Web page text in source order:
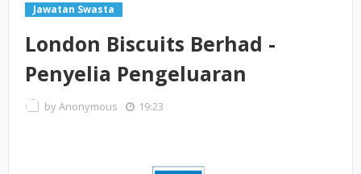
Jawatan Swasta
London Biscuits Berhad -
Penyelia Pengeluaran
byAnonymous 19:23